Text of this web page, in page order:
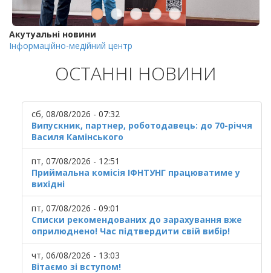
Акутуальні новини
Інформаційно-медійний центр
ОСТАННІ НОВИНИ
сб, 08/08/2026 - 07:32
Випускник, партнер, роботодавець: до 70-річчя
Василя Камінського
пт, 07/08/2026 - 12:51
Приймальна комісія ІФНТУНГ працюватиме у
вихідні
пт, 07/08/2026 - 09:01
Списки рекомендованих до зарахування вже
оприлюднено! Час підтвердити свій вибір!
чт, 06/08/2026 - 13:03
Вітаємо зі вступом!